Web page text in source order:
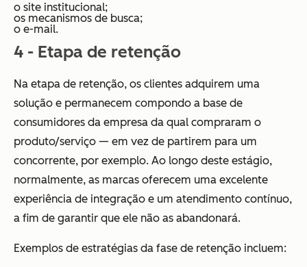
o site institucional;
os mecanismos de busca;
o e-mail.
4 - Etapa de retenção
Na etapa de retenção, os clientes adquirem uma
solução e permanecem compondo a base de
consumidores da empresa da qual compraram o
produto/serviço — em vez de partirem para um
concorrente, por exemplo. Ao longo deste estágio,
normalmente, as marcas oferecem uma excelente
experiência de integração e um atendimento contínuo,
a fim de garantir que ele não as abandonará.
Exemplos de estratégias da fase de retenção incluem: